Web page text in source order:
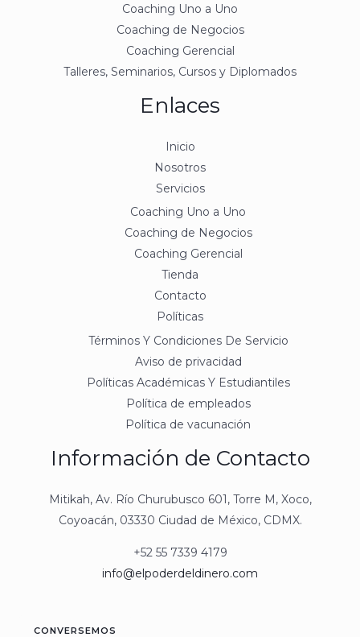
Coaching Uno a Uno
Coaching de Negocios
Coaching Gerencial
Talleres, Seminarios, Cursos y Diplomados
Enlaces
Inicio
Nosotros
Servicios
Coaching Uno a Uno
Coaching de Negocios
Coaching Gerencial
Tienda
Contacto
Políticas
Términos Y Condiciones De Servicio
Aviso de privacidad
Políticas Académicas Y Estudiantiles
Política de empleados
Política de vacunación
Información de Contacto
Mitikah, Av. Río Churubusco 601, Torre M, Xoco,
Coyoacán, 03330 Ciudad de México, CDMX.
+52 55 7339 4179
info@elpoderdeldinero.com
CONVERSEMOS